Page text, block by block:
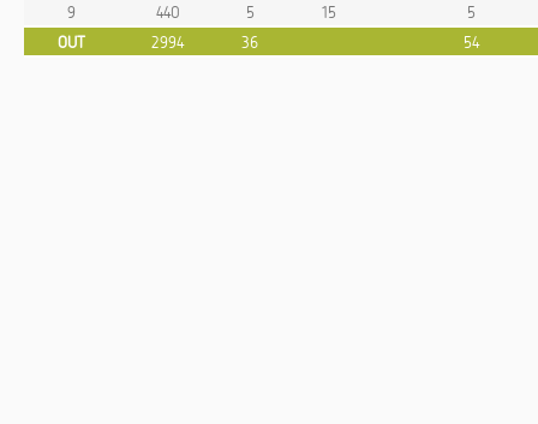
9
440 5 15
5
OUT
2994 36 54